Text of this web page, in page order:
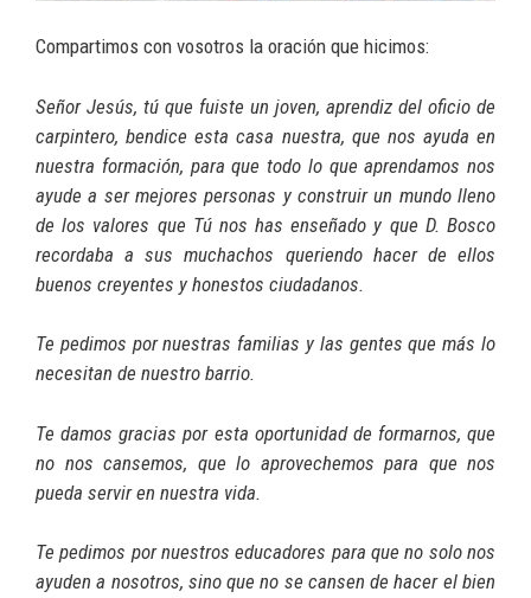
Compartimos con vosotros la oración que hicimos:
Señor Jesús, tú que fuiste un joven, aprendiz del oficio de
carpintero, bendice esta casa nuestra, que nos ayuda en
nuestra formación, para que todo lo que aprendamos nos
ayude a ser mejores personas y construir un mundo lleno
de los valores que Tú nos has enseñado y que D. Bosco
recordaba a sus muchachos queriendo hacer de ellos
buenos creyentes y honestos ciudadanos.
Te pedimos por nuestras familias y las gentes que más lo
necesitan de nuestro barrio.
Te damos gracias por esta oportunidad de formarnos, que
no nos cansemos, que lo aprovechemos para que nos
pueda servir en nuestra vida.
Te pedimos por nuestros educadores para que no solo nos
ayuden a nosotros, sino que no se cansen de hacer el bien